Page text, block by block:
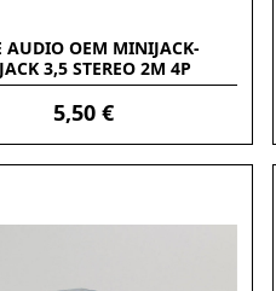
AUDIO OEM MINIJACK-
3,5 STEREO 2M 4P
(ALARGADOR)
5,50 €